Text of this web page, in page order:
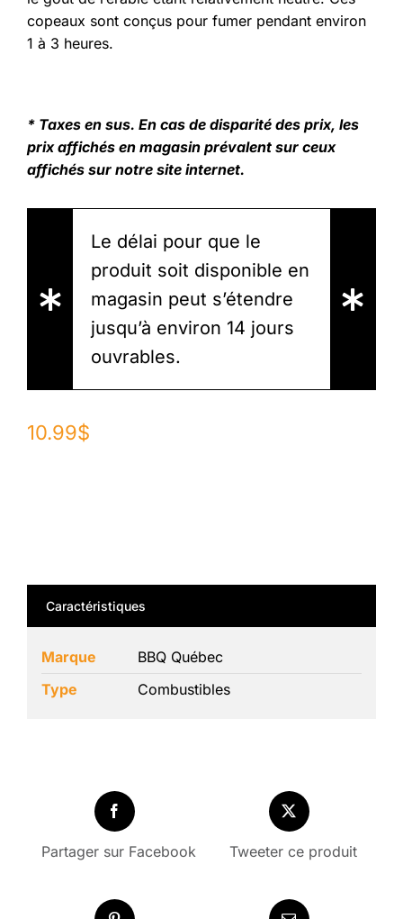
copeaux sont conçus pour fumer pendant environ
1 à 3 heures.
* Taxes en sus. En cas de disparité des prix, les
prix affichés en magasin prévalent sur ceux
affichés sur notre site internet.
Le délai pour que le
produit soit disponible en
magasin peut s’étendre
jusqu’à environ 14 jours
ouvrables.
10.99$
Caractéristiques
Marque
BBQ Québec
Type
Combustibles
Partager sur Facebook Tweeter ce produit